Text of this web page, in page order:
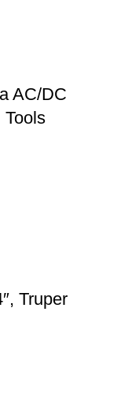
AC/DC
Tools
Truper